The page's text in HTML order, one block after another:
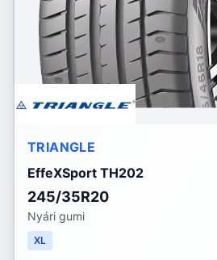
TRIANGLE
EffeXSport TH202
245/35R20
Nyári gumi
XL